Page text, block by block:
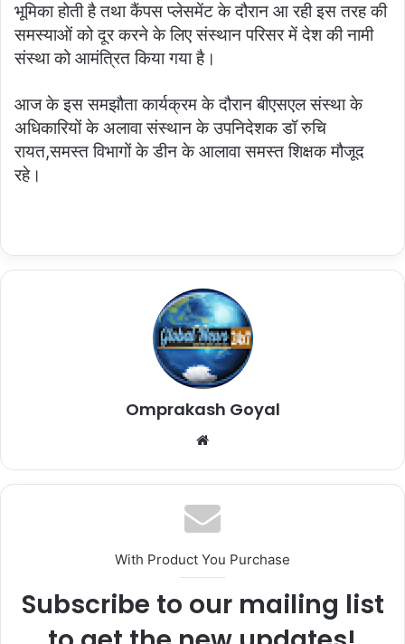
भूमिका होती है तथा कैंपस प्लेसमेंट के दौरान आ रही इस तरह की
समस्याओं को दूर करने के लिए संस्थान परिसर में देश की नामी
संस्था को आमंत्रित किया गया है।
आज के इस समझौता कार्यक्रम के दौरान बीएसएल संस्था के
अधिकारियों के अलावा संस्थान के उपनिदेशक डॉ रुचि
रायत,समस्त विभागों के डीन के आलावा समस्त शिक्षक मौजूद
रहे।
Omprakash Goyal
Website
With Product You Purchase
Subscribe to our mailing list